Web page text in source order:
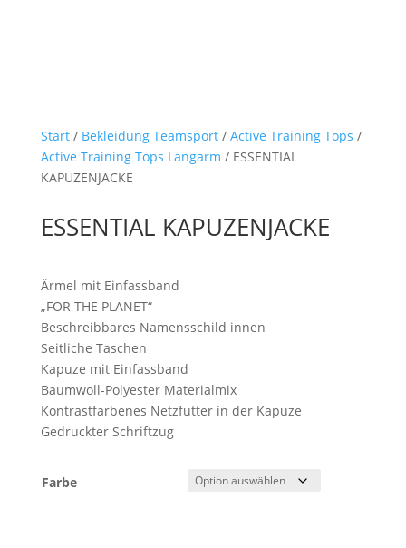
Start/ Bekleidung Teamsport/ Active Training Tops /
Active Training Tops Langarm / ESSENTIAL
KAPUZENJACKE
ESSENTIAL KAPUZENJACKE
Ärmel mit Einfassband
„FOR THE PLANET“
Beschreibbares Namensschild innen
Seitliche Taschen
Kapuze mit Einfassband
Baumwoll-Polyester Materialmix
Kontrastfarbenes Netzfutter in der Kapuze
Gedruckter Schriftzug
Farbe